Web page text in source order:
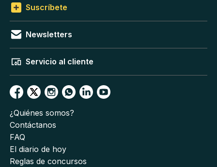
Suscríbete
Newsletters
Servicio al cliente
¿Quiénes somos?
Contáctanos
FAQ
El diario de hoy
Reglas de concursos